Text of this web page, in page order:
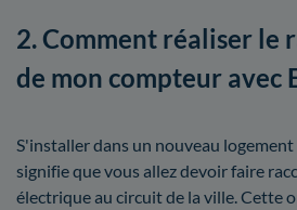
2. Comment réaliser le
de mon compteur avec
S'installer dans un nouveau
signifie que vous allez devoir faire
électrique au circuit de la ville. Cette